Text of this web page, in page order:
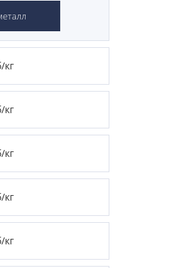
кг
кг
кг
кг
кг